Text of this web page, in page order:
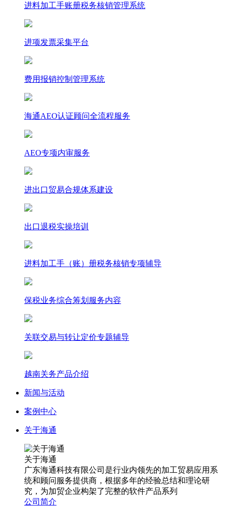
进料加工手账册税务核销管理系统
进项发票采集平台
费用报销控制管理系统
海通AEO认证顾问全流程服务
AEO专项内审服务
进出口贸易合规体系建设
出口退税实操培训
进料加工手（账）册税务核销专项辅导
保税业务综合筹划服务内容
关联交易与转让定价专题辅导
越南关务产品介绍
新闻与活动
案例中心
关于海通
关于海通
广东海通科技有限公司是行业内领先的加工贸易应用系
统和顾问服务提供商，根据多年的经验总结和理论研
究，为加贸企业构架了完整的软件产品系列
公司简介